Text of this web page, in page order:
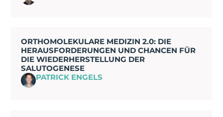
ORTHOMOLEKULARE MEDIZIN 2.0: DIE
HERAUSFORDERUNGEN UND CHANCEN FÜR
DIE WIEDERHERSTELLUNG DER
SALUTOGENESE
PATRICK ENGELS